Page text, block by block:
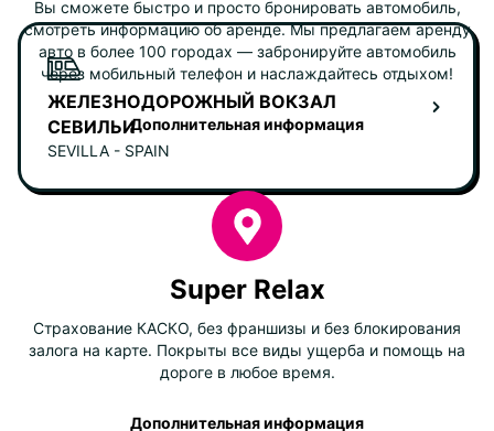
ЖЕЛЕЗНОДОРОЖНЫЙ ВОКЗАЛ
СЕВИЛЬИ
SEVILLA - SPAIN
Вы сможете быстро и просто бронировать автомобиль,
смотреть информацию об аренде. Мы предлагаем аренду
авто в более 100 городах — забронируйте автомобиль
через мобильный телефон и наслаждайтесь отдыхом!
Дополнительная информация
Super Relax
Страхование КАСКО, без франшизы и без блокирования
залога на карте. Покрыты все виды ущерба и помощь на
дороге в любое время.
Дополнительная информация